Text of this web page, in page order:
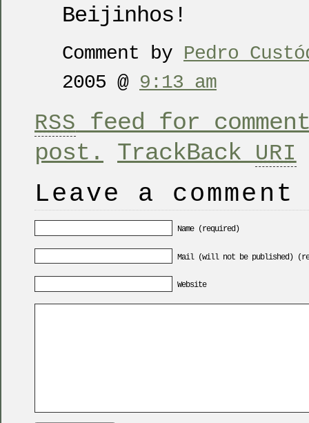
Beijinhos!
Comment by Pedro
2005 @ 9:13 am
RSS
feed for
post.
TrackBack URI
Leave a comment
Name (required)
Mail (will not be published)
Website